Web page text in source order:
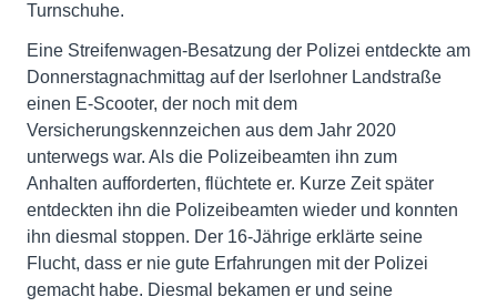
Turnschuhe.
Eine Streifenwagen-Besatzung der Polizei entdeckte am
Donnerstagnachmittag auf der Iserlohner Landstraße
einen E-Scooter, der noch mit dem
Versicherungskennzeichen aus dem Jahr 2020
unterwegs war. Als die Polizeibeamten ihn zum
Anhalten aufforderten, flüchtete er. Kurze Zeit später
entdeckten ihn die Polizeibeamten wieder und konnten
ihn diesmal stoppen. Der 16-Jährige erklärte seine
Flucht, dass er nie gute Erfahrungen mit der Polizei
gemacht habe. Diesmal bekamen er und seine